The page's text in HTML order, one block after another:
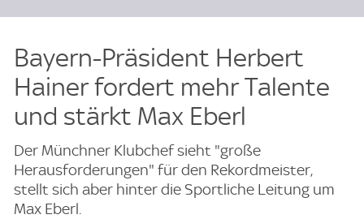
Bayern-Präsident Herbert
Hainer fordert mehr Talente
und stärkt Max Eberl
Der Münchner Klubchef sieht "große
Herausforderungen" für den Rekordmeister,
stellt sich aber hinter die Sportliche Leitung um
Max Eberl.